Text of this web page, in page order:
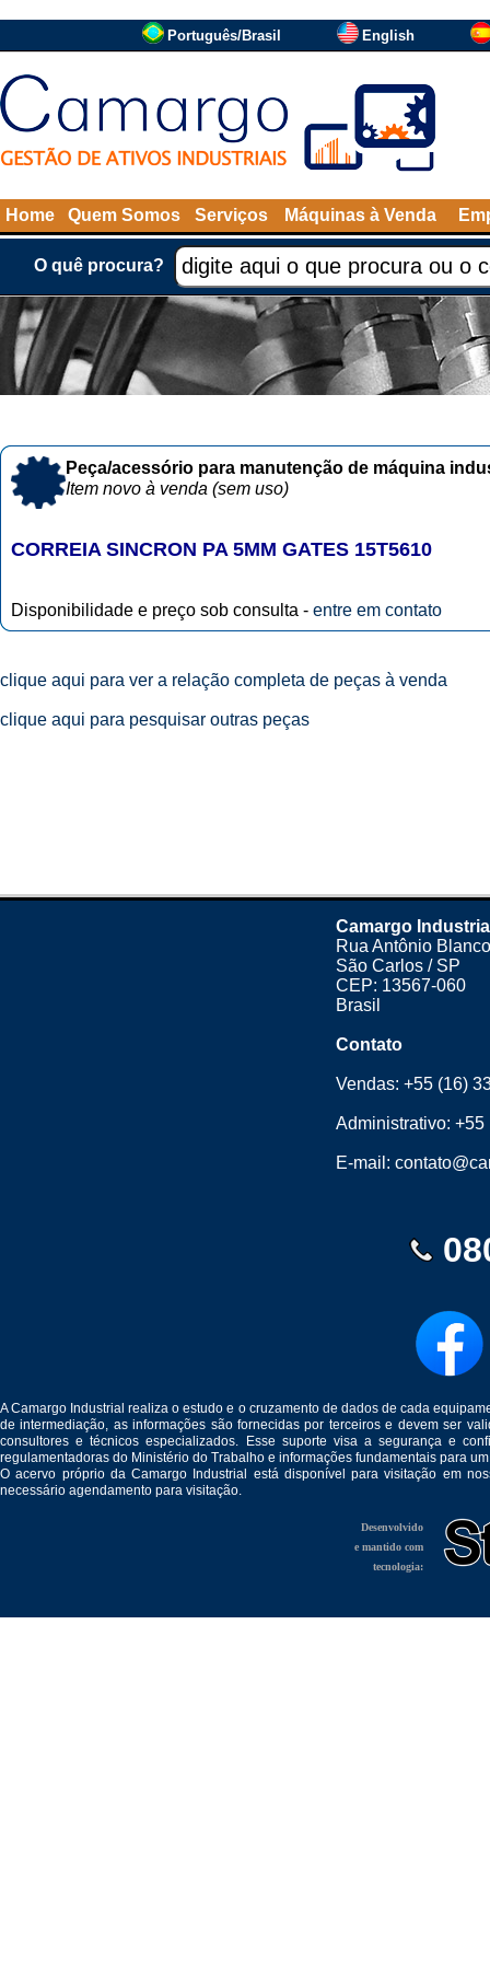
Português/Brasil English
Home Quem Somos Serviços Máquinas à Venda
O quê procura?
Peça/acessório para manutenção de máquina
Item novo à venda (sem uso)
CORREIA SINCRON PA 5MM GATES 15T5610
Disponibilidade e preço sob consulta - entre em contato
clique aqui para ver a relação completa de peças à venda
clique aqui para pesquisar outras peças
Camargo
Rua Antônio
São Carlos / SP
CEP: 13567-060
Brasil
Contato
Vendas:+55 (16)
Administrativo:+55
E-mail:
A Camargo Industrial realiza o estudo e o cruzamento de dados de cada
de intermediação, as informações são fornecidas por terceiros e devem ser
consultores e técnicos especializados. Esse suporte visa a segurança e
regulamentadoras do Ministério do Trabalho e informações fundamentais para
O acervo próprio da Camargo Industrial está disponível para visitação em
necessário agendamento para visitação.
Desenvolvido
e mantido com
tecnologia: